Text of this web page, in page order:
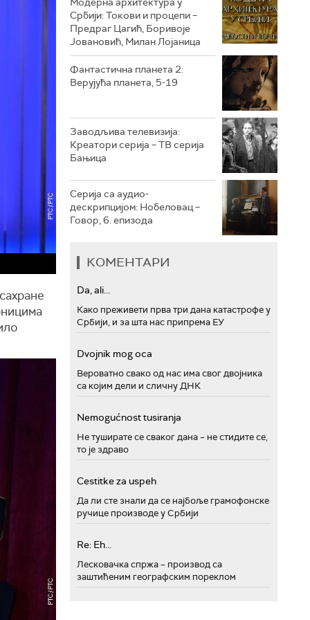
РТС ТРЕЗОР
РТС МУЗИКА
РТС ПОЛЕТАРАЦ
Србији: Токови и процепи –
Предраг Цагић, Боривоје
Јовановић, Милан Лојаница
Фантастична планета 2:
Верујућа планета, 5-19
Заводљива телевизија:
Креатори серија – ТВ серија
Бањица
Серија са аудио-
дескрипцијом: Нобеловац –
Говор, 6. епизода
КОМЕНТАРИ
Da, ali...
Како преживети прва три дана катастрофе у
Србији, и за шта нас припрема ЕУ
Dvojnik mog oca
Вероватно свако од нас има свог двојника
са којим дели и сличну ДНК
Nemogućnost tusiranja
Не туширате се сваког дана – не стидите се,
то је здраво
Cestitke za uspeh
Да ли сте знали да се најбоље грамофонске
ручице производе у Србији
Re: Eh...
Лесковачка спржа – производ са
заштићеним географским пореклом